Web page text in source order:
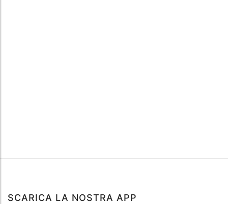
SCARICA LA NOSTRA APP